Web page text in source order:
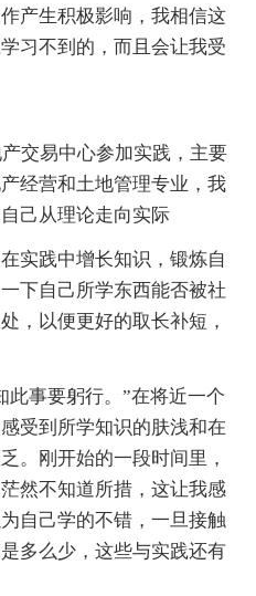
产生积极影响，我相信这
习不到的，而且会让我受
交易中心参加实践，主要
经营和土地管理专业，我
己从理论走向实际
实践中增长知识，锻炼自
下自己所学东西能否被社
，以便更好的取长补短，
此事要躬行。”在将近一个
受到所学知识的肤浅和在
。刚开始的一段时间里，
然不知道所措，这让我感
自己学的不错，一旦接触
多么少，这些与实践还有